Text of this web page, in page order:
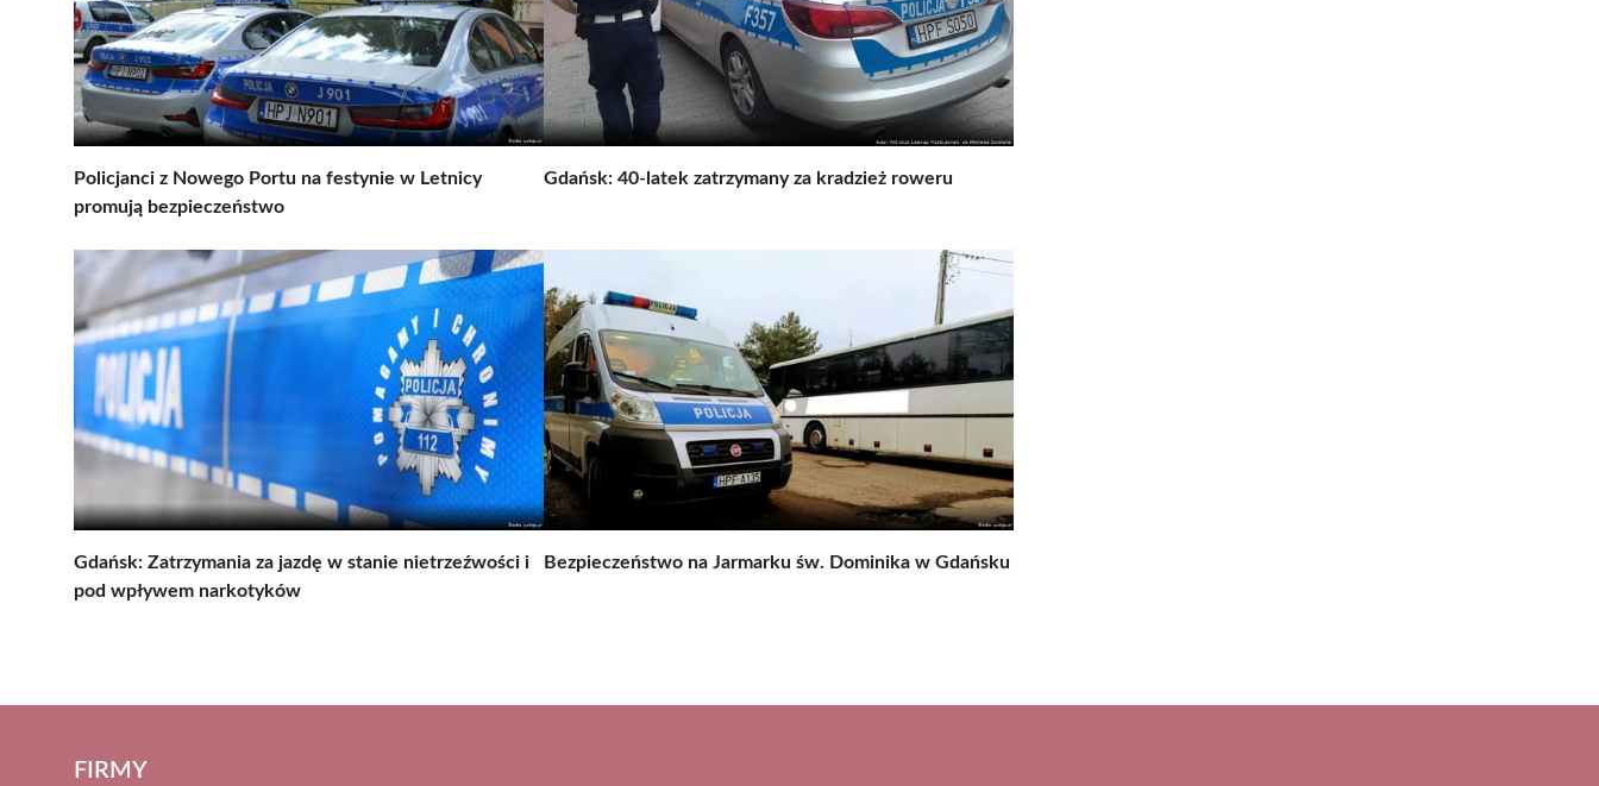
Policjanci z Nowego Portu na festynie w Letnicy
promują bezpieczeństwo
Gdańsk: 40-latek zatrzymany za kradzież roweru
Gdańsk: Zatrzymania za jazdę w stanie nietrzeźwości i
pod wpływem narkotyków
Bezpieczeństwo na Jarmarku św. Dominika w Gdańsku
FIRMY